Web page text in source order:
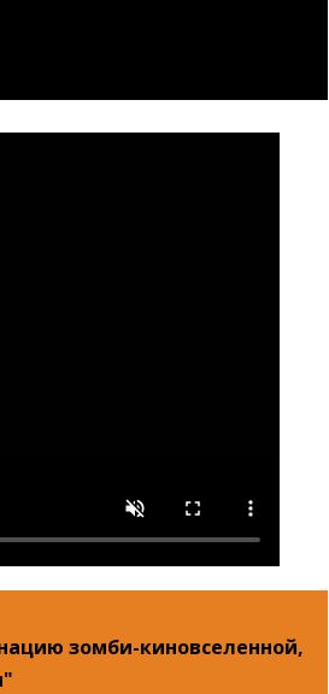
зомби-киновселенной,